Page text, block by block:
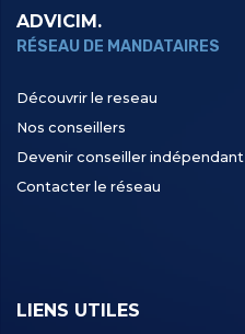
ADVICIM.
RÉSEAU DE MANDATAIRES
Découvrir le reseau
Nos conseillers
Devenir conseiller indépendant
Contacter le réseau
LIENS UTILES